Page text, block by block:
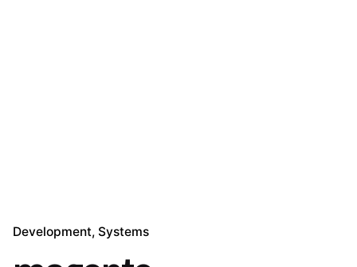
Development Systems